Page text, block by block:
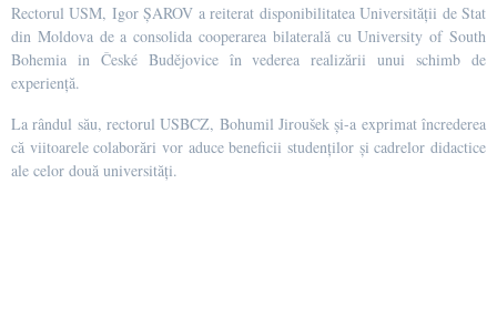
Rectorul USM, Igor ȘAROV a reiterat disponibilitatea Universității de Stat
din Moldova de a consolida cooperarea bilaterală cu University of South
Bohemia in České Budějovice în vederea realizării unui schimb de
experiență.
La rândul său, rectorul USBCZ, Bohumil Jiroušek și-a exprimat încrederea
că viitoarele colaborări vor aduce beneficii studenților și cadrelor didactice
ale celor două universități.